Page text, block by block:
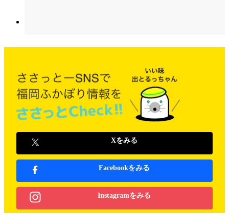
Xをみる
Facebookをみる
Instagramをみる